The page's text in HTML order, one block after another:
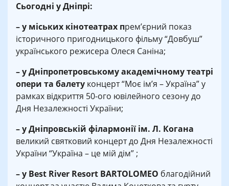
Сьогодні у Дніпрі:
– у міських кінотеатрах прем’єрний показ
історичного пригодницького фільму “Довбуш”
українського режисера Олеся Саніна;
– у Дніпропетровському академічному театрі
опери та балету концерт “Моє ім’я – Україна” у
рамках відкриття 50-ого ювілейного сезону до
Дня Незалежності України;
– у Дніпровській філармонії ім. Л. Когана
великий святковий концерт до Дня Незалежності
України “Україна – це мій дім” ;
– у Best River Resort BARTOLOMEO благодійний